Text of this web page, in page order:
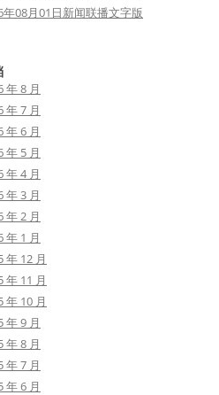
年08月01日新闻联播文字版
年 8 月
年 7 月
年 6 月
年 5 月
年 4 月
年 3 月
年 2 月
年 1 月
年 12 月
年 11 月
年 10 月
年 9 月
年 8 月
年 7 月
年 6 月